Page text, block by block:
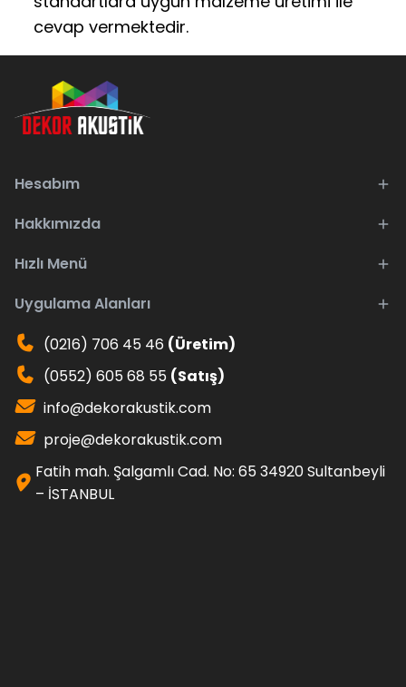
cevap vermektedir.
Hesabım
Hakkımızda
Hızlı Menü
Uygulama Alanları
(0216) 706 45 46 (Üretim)
(0552) 605 68 55 (Satış)
info@dekorakustik.com
proje@dekorakustik.com
Fatih mah. Şalgamlı Cad. No: 65 34920 Sultanbeyli
– İSTANBUL